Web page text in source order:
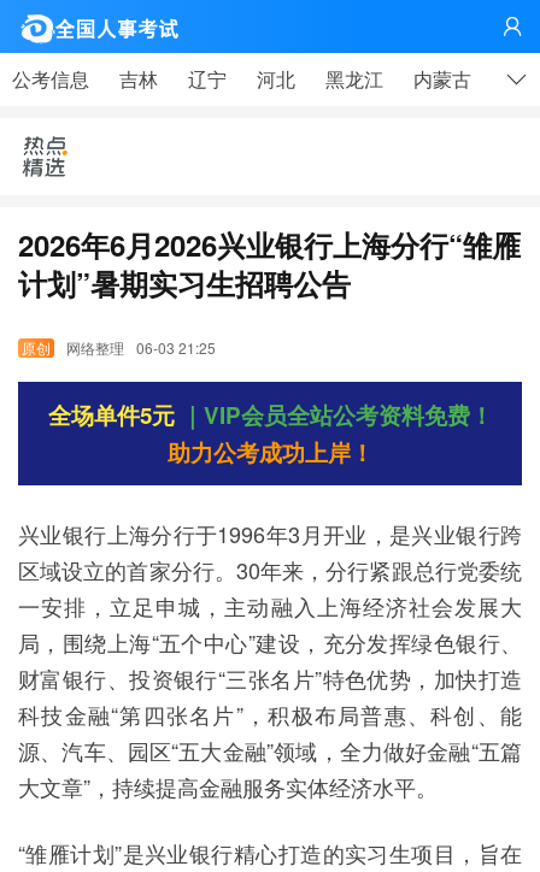

公考信息 吉林 辽宁 河北 黑龙江 内蒙古 山东
2026年6月2026兴业银行上海分行“雏雁
计划”暑期实习生招聘公告
网络整理 06-03 21:25
全场单件5元 ｜VIP会员全站公考资料免费！
助力公考成功上岸！
兴业银行上海分行于1996年3月开业，是兴业银行跨
区域设立的首家分行。30年来，分行紧跟总行党委统
一安排，立足申城，主动融入上海经济社会发展大
局，围绕上海“五个中心”建设，充分发挥绿色银行、
财富银行、投资银行“三张名片”特色优势，加快打造
科技金融“第四张名片”，积极布局普惠、科创、能
源、汽车、园区“五大金融”领域，全力做好金融“五篇
大文章”，持续提高金融服务实体经济水平。
“雏雁计划”是兴业银行精心打造的实习生项目，旨在